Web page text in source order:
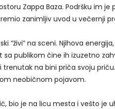
Zappa Baza. Podršku im je
zanimljiv uvod u večernji
“živi” na sceni. Njihova
sa publikom čine ih izuzetno
na bini priča svoju
neobičnom pojavom.
bio je na licu mesta i vešto je